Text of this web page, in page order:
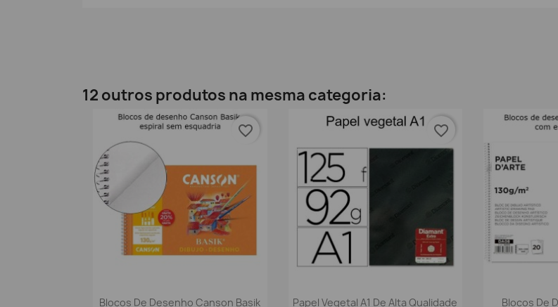
12 outros produtos na mesma categoria:
 Vista rápida
Blocos De Desenho Canson Basik
favorite_border
Vista rápida
Papel Vegetal A1 De Alta Qualidade
favorite_border

Blocos De